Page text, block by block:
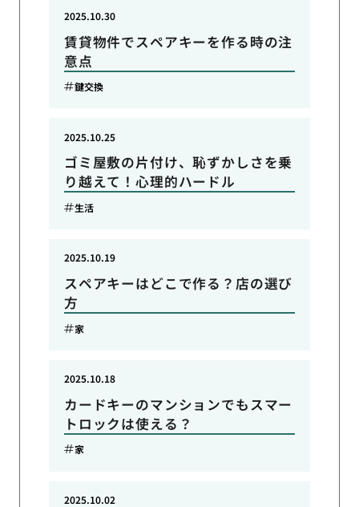
賃貸物件でスペアキーを作る時の注
意点
2025.10.30
鍵交換
ゴミ屋敷の片付け、恥ずかしさを乗
り越えて！心理的ハードル
2025.10.25
生活
スペアキーはどこで作る？店の選び
方
2025.10.19
家
カードキーのマンションでもスマー
トロックは使える？
2025.10.18
家
2025.10.02